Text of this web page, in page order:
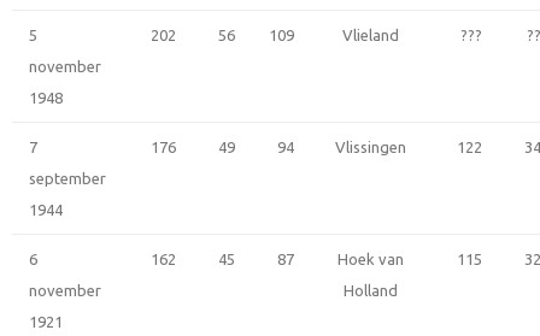
5
november
1948
202 56 109 Vlieland ??? ??
7
september
1944
176 49 94 Vlissingen 122 34
6
november
1921
162 45 87
Hoek van
Holland
115 32